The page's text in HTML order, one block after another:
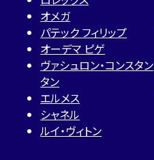
オメガ
パテック フィリップ
オーデマ ピゲ
ヴァシュロン・コンスタン
タン
エルメス
シャネル
ルイ・ヴィトン